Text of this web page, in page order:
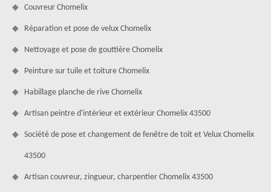
Couvreur Chomelix
Réparation et pose de velux Chomelix
Nettoyage et pose de gouttière Chomelix
Peinture sur tuile et toiture Chomelix
Habillage planche de rive Chomelix
Artisan peintre d'intérieur et extérieur Chomelix 43500
Société de pose et changement de fenêtre de toit et Velux Chomelix
43500
Artisan couvreur, zingueur, charpentier Chomelix 43500